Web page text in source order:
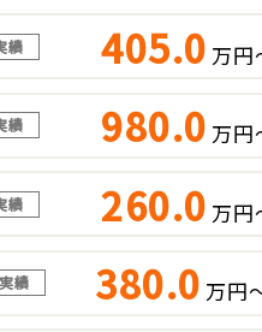
績 405.0 万円
績 980.0 万円
績 260.0 万円
績 380.0 万円